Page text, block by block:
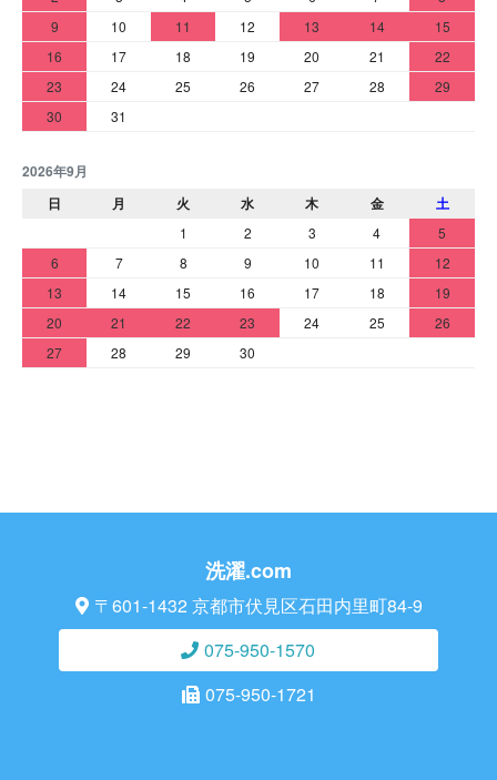
9
10 11 12 13 14
15
16
17 18 19 20 21
22
23
24 25 26 27 28
29
30
31
2026年9月
日
月 火 水 木 金 土
1 2 3 4
5
6
7 8 9 10 11
12
13
14 15 16 17 18
19
20
21 22 23 24 25
26
27
28 29 30
洗濯.com
〒601-1432 京都市伏見区石田内里町84-9
075-950-1570
075-950-1721